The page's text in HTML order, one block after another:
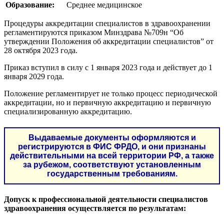
Образование:
Среднее медицинское
Процедуры аккредитации специалистов в здравоохранении
регламентируются приказом Минздрава №709н “Об
утверждении Положения об аккредитации специалистов” от
28 октября 2023 года.
Приказ вступил в силу с 1 января 2023 года и действует до 1
января 2029 года.
Положение регламентирует не только процесс периодической
аккредитации, но и первичную аккредитацию и первичную
специализированную аккредитацию.
Выдаваемые документы оформляются и
регистрируются в ФИС ФРДО, и они признаны
действительными на всей территории РФ, а также
за рубежом, соответствуют установленным
государственным требованиям.
Допуск к профессиональной деятельности специалистов
здравоохранения осуществляется по результатам: